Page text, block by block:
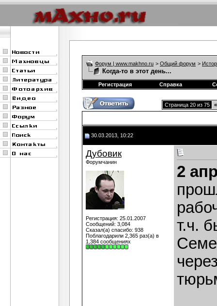
Форум | www.makhno.ru > Общий форум >
Когда-то в этот день...
Регистрация Справка
Страница 20 из 75 «
30.03.2013, 10:22
Дубовик
Форумчанин
Регистрация: 25.01.2007
Сообщений: 3,084
Сказал(а) спасибо: 938
Поблагодарили 2,365 раз(а) в
1,384 сообщениях
2
т.ч.